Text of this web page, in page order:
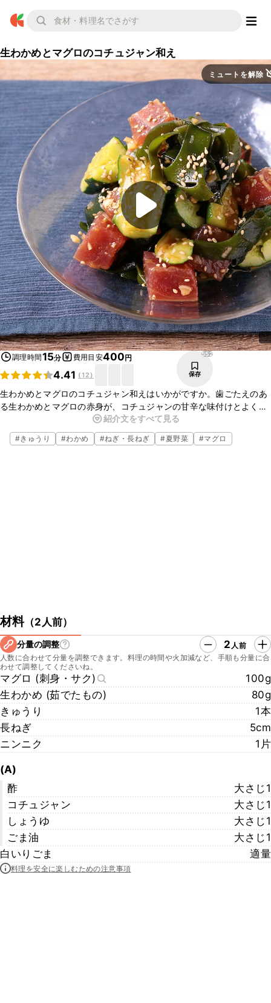
生わかめとマグロのコチュジャン和え
ミュートを解除
調理時間15分 費用目安400円
4.41 (12)
552
保存
生わかめとマグロのコチュジャン和えはいかがですか。歯ごたえのあ
る生わかめとマグロの赤身が、コチュジャンの甘辛な味付けとよく合
い、とっても美味しいですよ。とても簡単に作れるのでおつまみにも
おすすめです。ぜひ作ってみてください。
紹介文をすべて見る
#きゅうり #わかめ #ねぎ・長ねぎ #夏野菜 #マグロ
材料（2人前）
分量の調整 2 人前
人数に合わせて分量を調整できます。料理の時間や火加減など、手順も分量に合
わせて調整してくださいね。
マグロ (刺身・サク)
100g
生わかめ (茹でたもの)
80g
きゅうり
1本
長ねぎ
5cm
ニンニク
1片
(A)
酢
大さじ1
コチュジャン
大さじ1
しょうゆ
大さじ1
ごま油
大さじ1
白いりごま
適量
料理を安全に楽しむための注意事項